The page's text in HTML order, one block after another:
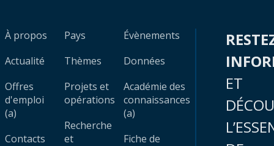
À propos
Actualité
Offres
d'emploi
(a)
Contacts
Pays
Thèmes
Projets et
opérations
Recherche
et
Évènements
Données
Académie des
connaissances
(a)
Fiche de
ET